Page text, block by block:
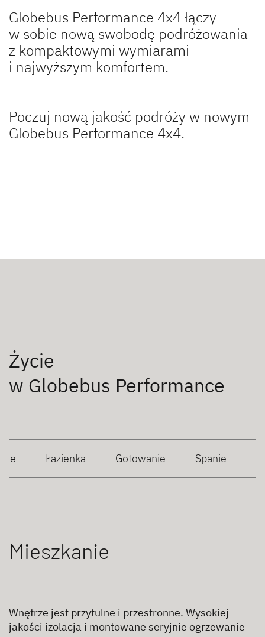
Globebus Performance 4x4 łączy
w sobie nową swobodę podróżowania
z kompaktowymi wymiarami
i najwyższym komfortem.
Poczuj nową jakość podróży w nowym
Globebus Performance 4x4.
Życie
w Globebus Performance
Łazienka Gotowanie Spanie
Mieszkanie
Wnętrze jest przytulne i przestronne. Wysokiej
jakości izolacja i montowane seryjnie ogrzewanie